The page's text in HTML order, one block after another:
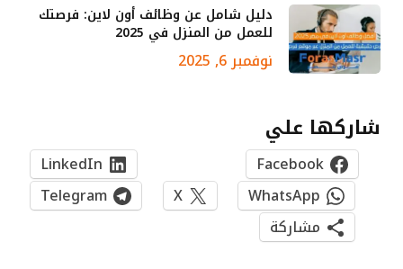
دليل شامل عن وظائف أون لاين: فرصتك
للعمل من المنزل في 2025
نوفمبر 6, 2025
شاركها علي
Facebook
LinkedIn
WhatsApp
X
Telegram
مشاركة